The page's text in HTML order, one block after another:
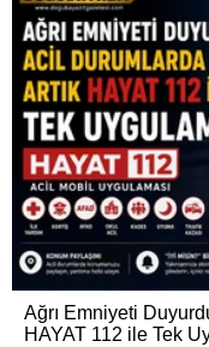
Ağrı Emniyeti
HAYAT 112 ile Tek